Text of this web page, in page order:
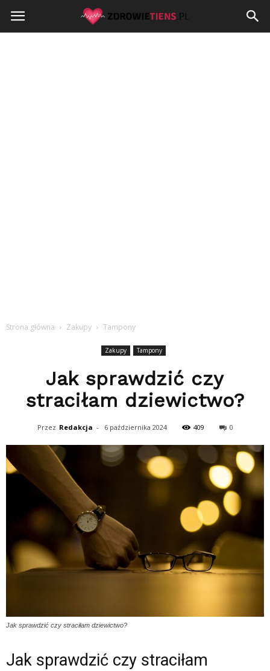
Zdrowietiens.pl
Strona główna Zakupy Tampony
Zakupy Tampony
Jak sprawdzić czy
straciłam dziewictwo?
Przez Redakcja - 6 października 2024 409 0
Jak sprawdzić czy straciłam dziewictwo?
Jak sprawdzić czy straciłam